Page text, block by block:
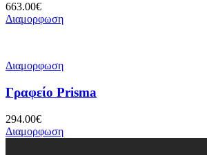
663.00€
Διαμορφωση
Διαμορφωση
Γραφείο Prisma
294.00€
Διαμορφωση